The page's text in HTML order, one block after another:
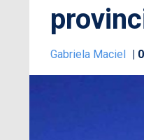
Gabriela Maciel